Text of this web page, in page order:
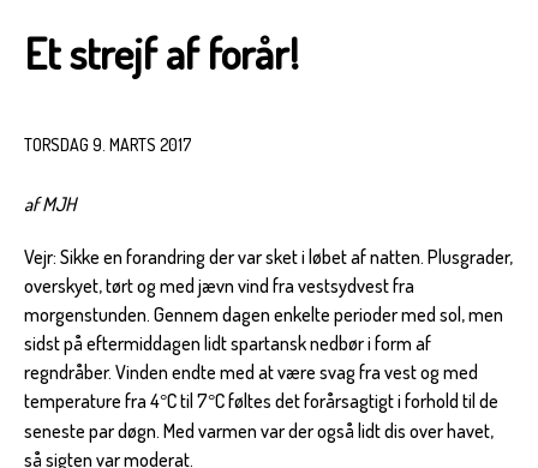
Et strejf af forår!
TORSDAG 9. MARTS 2017
af MJH
Vejr: Sikke en forandring der var sket i løbet af natten. Plusgrader,
overskyet, tørt og med jævn vind fra vestsydvest fra
morgenstunden. Gennem dagen enkelte perioder med sol, men
sidst på eftermiddagen lidt spartansk nedbør i form af
regndråber. Vinden endte med at være svag fra vest og med
temperature fra 4°C til 7°C føltes det forårsagtigt i forhold til de
seneste par døgn. Med varmen var der også lidt dis over havet,
så sigten var moderat.